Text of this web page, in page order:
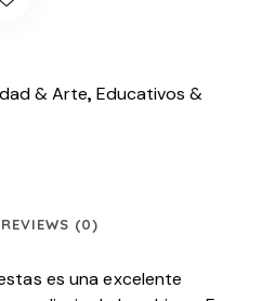
& Arte,Educativos &
REVIEWS (0)
es una excelente